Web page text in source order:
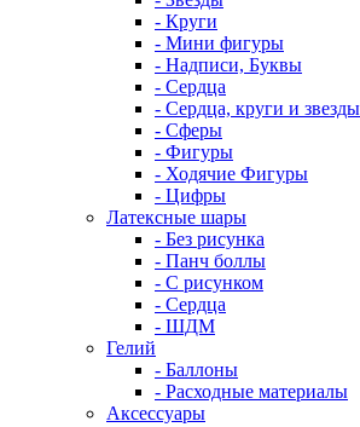
- Круги
- Мини фигуры
- Надписи, Буквы
- Сердца
- Сердца, круги и
- Сферы
- Фигуры
- Ходячие Фигуры
- Цифры
Латексные шары
- Без рисунка
- Панч боллы
- С рисунком
- Сердца
- ШДМ
Гелий
- Баллоны
- Расходные материалы
Аксессуары